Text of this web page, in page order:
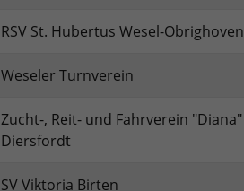
RSV St. Hubertus Wesel-Obrighoven
Weseler Turnverein
Zucht-, Reit- und Fahrverein "Diana"
Diersfordt
SV Viktoria Birten